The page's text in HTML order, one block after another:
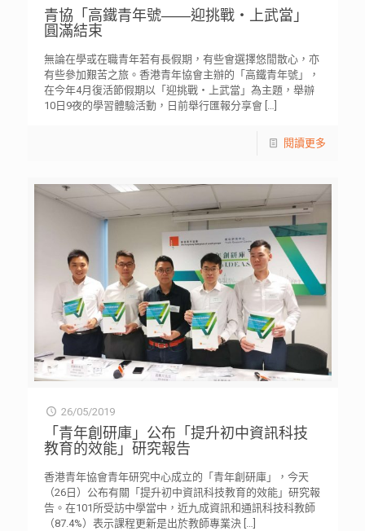
青協「高鐵青年號——迎挑戰‧上武當」
圓滿結束
無論在學或在職青年若有長假期，有些會選擇悠閒散心，亦
有些參加艱苦之旅。香港青年協會主辦的「高鐵青年號」，
在今年4月復活節假期以「迎挑戰‧上武當」為主題，舉辦
10日9夜的學習體驗活動，日前舉行匯報分享會[…]
閱讀更多
26/05/2019
「青年創研庫」公布「提升初中資訊科技
教育的效能」研究報告
香港青年協會青年研究中心成立的「青年創研庫」，今天
（26日）公布有關「提升初中資訊科技教育的效能」研究報
告。在101所受訪中學當中，近九成資訊和通訊科技科教師
（87.4%）表示課程更新是出於教師專業決[…]